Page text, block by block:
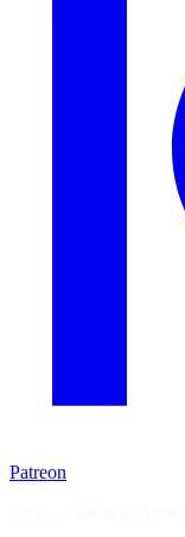
Patreon